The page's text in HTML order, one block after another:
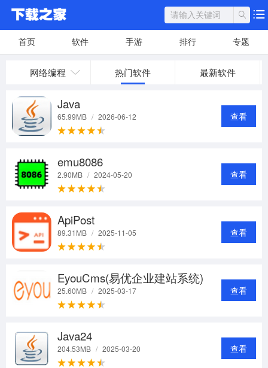
首页 软件 手游 排行 专题
网络编程 热门软件 最新软件
Java
65.99MB / 2026-06-12 查看
emu8086
2.90MB / 2024-05-20 查看
ApiPost
89.31MB / 2025-11-05 查看
EyouCms(易优企业建站系统)
25.60MB / 2025-03-17 查看
Java24
204.53MB / 2025-03-20 查看